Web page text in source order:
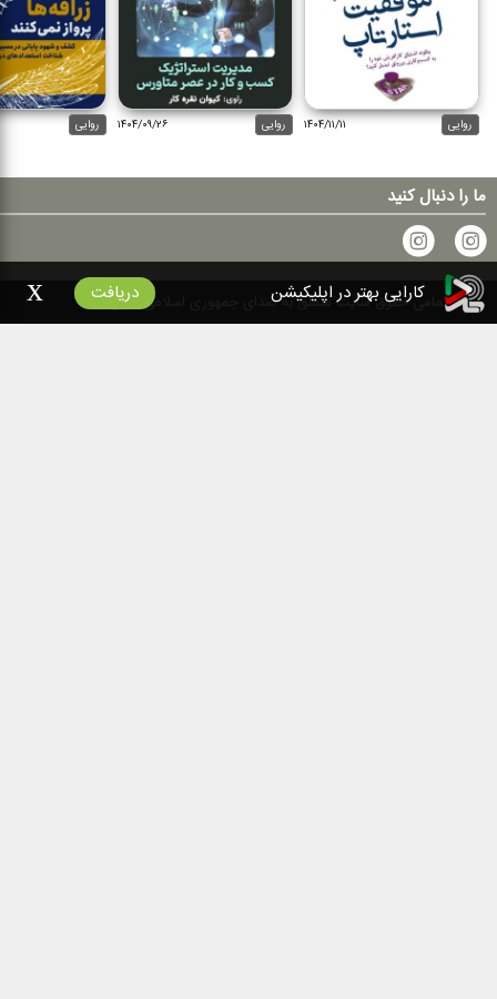
روایی ۱۴۰۴/۱۱/۱۱ روایی ۱۴۰۴/۰۹/۲۶ روایی
ما را دنبال کنید
۱۴۰۰ تمامی حقوق سایت متعلق به صدای جمهوری اسلامی ایران است
کارایی بهتر در اپلیکیشن دریافت x